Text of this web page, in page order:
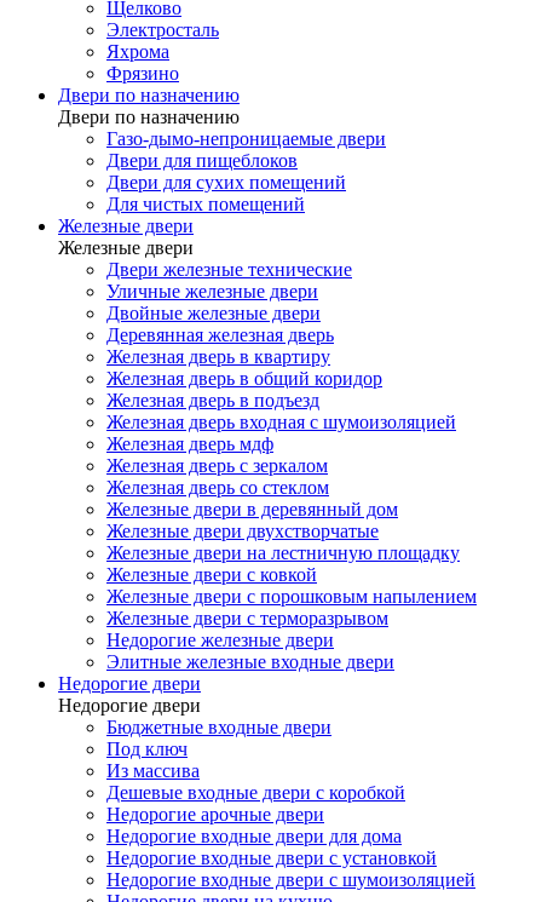
Щелково
Электросталь
Яхрома
Фрязино
Двери по назначению
Двери по назначению
Газо-дымо-непроницаемые двери
Двери для пищеблоков
Двери для сухих помещений
Для чистых помещений
Железные двери
Железные двери
Двери железные технические
Уличные железные двери
Двойные железные двери
Деревянная железная дверь
Железная дверь в квартиру
Железная дверь в общий коридор
Железная дверь в подъезд
Железная дверь входная с шумоизоляцией
Железная дверь мдф
Железная дверь с зеркалом
Железная дверь со стеклом
Железные двери в деревянный дом
Железные двери двухстворчатые
Железные двери на лестничную площадку
Железные двери с ковкой
Железные двери с порошковым напылением
Железные двери с терморазрывом
Недорогие железные двери
Элитные железные входные двери
Недорогие двери
Недорогие двери
Бюджетные входные двери
Под ключ
Из массива
Дешевые входные двери с коробкой
Недорогие арочные двери
Недорогие входные двери для дома
Недорогие входные двери с установкой
Недорогие входные двери с шумоизоляцией